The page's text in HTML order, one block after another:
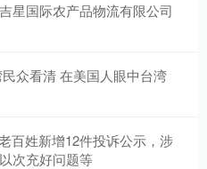
星国际农产品物流有限公司
众看清 在美国人眼中台湾
百姓新增12件投诉公示，涉
次充好问题等